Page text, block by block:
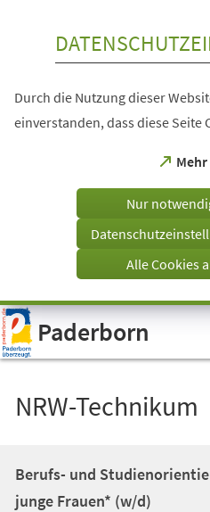
Visuelle
Assistenzsoftware
öffnen.
Durch die Nutzung dieser
einverstanden, dass diese Seite
(Öffnet
einem
Tab)
Nur
Alle Cookies
Paderborn
NRW-Technikum
Berufs- und
junge Frauen* (w/d)